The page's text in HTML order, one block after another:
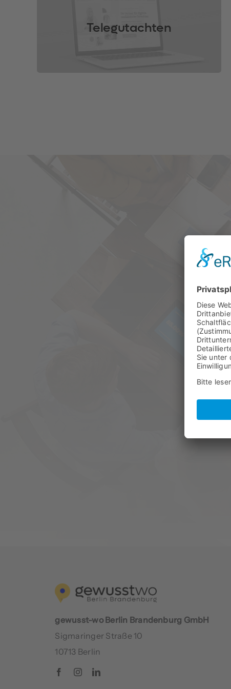
Telegutachten
und
gewusst-wo Berlin Brandenburg GmbH
Sigmaringer Straße 10
10713 Berlin